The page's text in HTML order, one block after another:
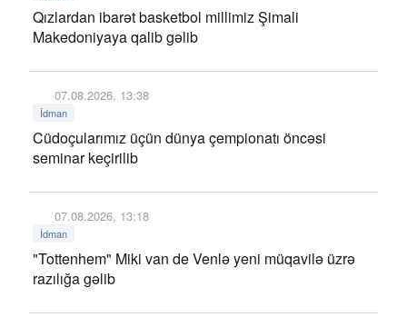
Qızlardan ibarət basketbol millimiz Şimali
Makedoniyaya qalib gəlib
07.08.2026, 13:38
İdman
Cüdoçularımız üçün dünya çempionatı öncəsi
seminar keçirilib
07.08.2026, 13:18
İdman
"Tottenhem" Miki van de Venlə yeni müqavilə üzrə
razılığa gəlib